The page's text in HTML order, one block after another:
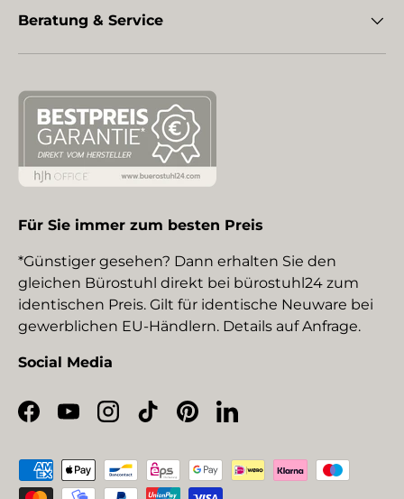
Beratung & Service
Für Sie immer zum besten Preis
*Günstiger gesehen? Dann erhalten Sie den
gleichen Bürostuhl direkt bei bürostuhl24 zum
identischen Preis. Gilt für identische Neuware bei
gewerblichen EU-Händlern. Details auf Anfrage.
Social Media
Facebook
YouTubeInstagram
TikTokPinterestLinkedIn
Zahlungsmethoden